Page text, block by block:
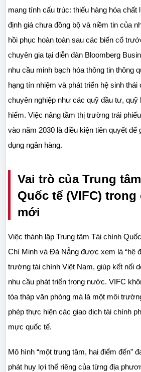
mang tính cấu trúc: thiếu hàng hóa chất
định giá chưa đồng bộ và niềm tin của
hồi phục hoàn toàn sau các biến cố
chuyên gia tại diễn đàn Bloomberg
nhu cầu minh bạch hóa thông tin thông
hạng tín nhiệm và phát triển hệ sinh
chuyên nghiệp như các quỹ đầu tư,
hiểm. Việc nâng tầm thị trường trái
vào năm 2030 là điều kiện tiên quyết để
dụng ngân hàng.
Vai trò của Trung
Quốc tế (VIFC)
mới
Việc thành lập Trung tâm Tài chính
Chí Minh và Đà Nẵng được xem là “hệ
trường tài chính Việt Nam, giúp kết nối
nhu cầu phát triển trong nước. VIFC
tòa tháp văn phòng mà là một môi
phép thực hiện các giao dịch tài chính
mực quốc tế.
Mô hình “một trung tâm, hai điểm đến”
phát huy lợi thế riêng của từng địa